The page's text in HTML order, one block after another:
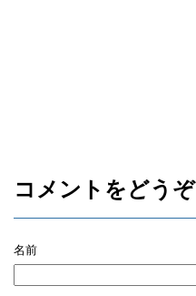
コメントをどうぞ
名前